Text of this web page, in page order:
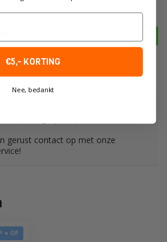
gerust contact op met onze
= OP
€5,- KORTING
Nee, bedankt